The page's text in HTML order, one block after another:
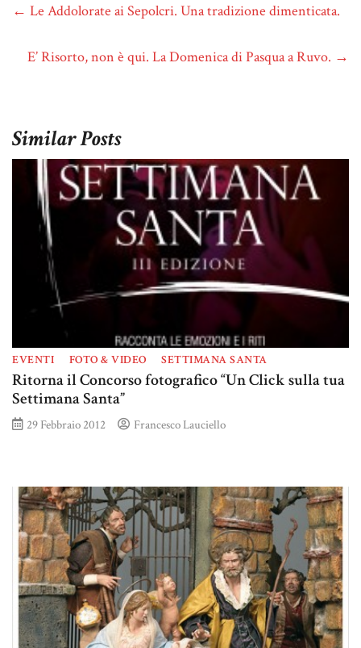
← Le Addolorate ai Sepolcri. Una tradizione dimenticata.
E’ Risorto, non è qui. La Domenica di Pasqua a Ruvo. →
Similar Posts
EVENTI FOTO & VIDEO SETTIMANA SANTA
Ritorna il Concorso fotografico “Un Click sulla tua
Settimana Santa”
29 Febbraio 2012 Francesco Lauciello